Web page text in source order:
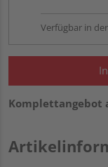
Verfügbar in
Komplettangebot